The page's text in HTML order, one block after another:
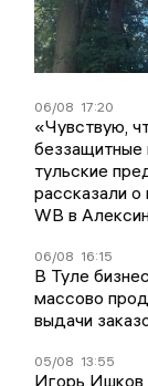
06/08 17:20
«Чувствую,
беззащитные
тульские
рассказали о
WB в
06/08 16:15
В Туле
массово
выдачи
05/08 13:55
Игорь Ишков